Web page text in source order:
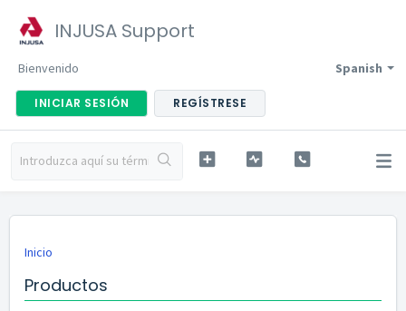
INJUSA Support
Spanish
Bienvenido
INICIAR SESIÓN REGÍSTRESE
Inicio
Productos